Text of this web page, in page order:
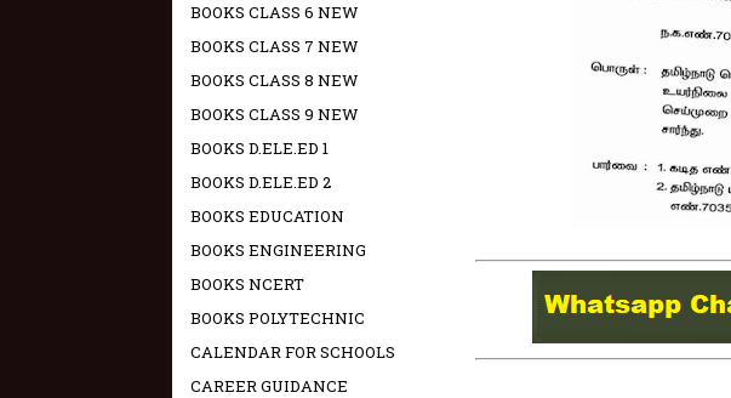
BOOKS CLASS 6 NEW
BOOKS CLASS 7 NEW
BOOKS CLASS 8 NEW
BOOKS CLASS 9 NEW
BOOKS D.ELE.ED 1
BOOKS D.ELE.ED 2
BOOKS EDUCATION
BOOKS ENGINEERING
BOOKS NCERT
BOOKS POLYTECHNIC
CALENDAR FOR SCHOOLS
CAREER GUIDANCE